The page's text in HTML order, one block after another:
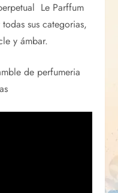
Le Parffum
sus categorias,
y ámbar.
de perfumeria